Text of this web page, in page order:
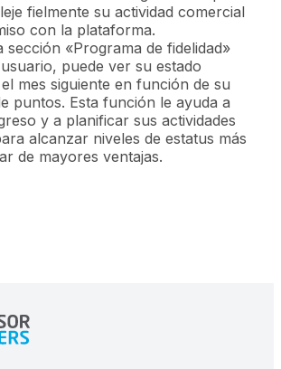
fielmente su actividad comercial
con la plataforma.
sección «Programa de fidelidad»
puede ver su estado
mes siguiente en función de su
puntos. Esta función le ayuda a
y a planificar sus actividades
alcanzar niveles de estatus más
de mayores ventajas.